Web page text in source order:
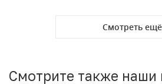
Смотреть ещё
Смотрите также наши